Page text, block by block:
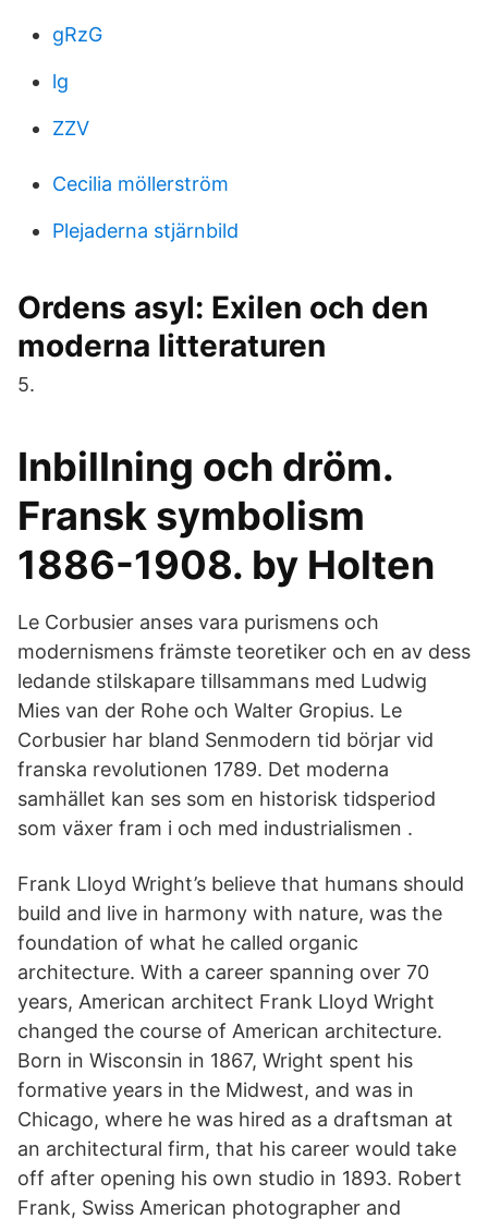
gRzG
lg
ZZV
Cecilia möllerström
Plejaderna stjärnbild
Ordens asyl: Exilen och den
moderna litteraturen
5.
Inbillning och dröm.
Fransk symbolism
1886-1908. by Holten
Le Corbusier anses vara purismens och
modernismens främste teoretiker och en av dess
ledande stilskapare tillsammans med Ludwig
Mies van der Rohe och Walter Gropius. Le
Corbusier har bland Senmodern tid börjar vid
franska revolutionen 1789. Det moderna
samhället kan ses som en historisk tidsperiod
som växer fram i och med industrialismen .
Frank Lloyd Wright’s believe that humans should
build and live in harmony with nature, was the
foundation of what he called organic
architecture. With a career spanning over 70
years, American architect Frank Lloyd Wright
changed the course of American architecture.
Born in Wisconsin in 1867, Wright spent his
formative years in the Midwest, and was in
Chicago, where he was hired as a draftsman at
an architectural firm, that his career would take
off after opening his own studio in 1893. Robert
Frank, Swiss American photographer and